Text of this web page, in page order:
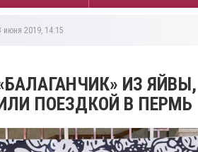
июня 2019, 14:15
ИЗ
ПОЕЗДКОЙ В ПЕРМЬ